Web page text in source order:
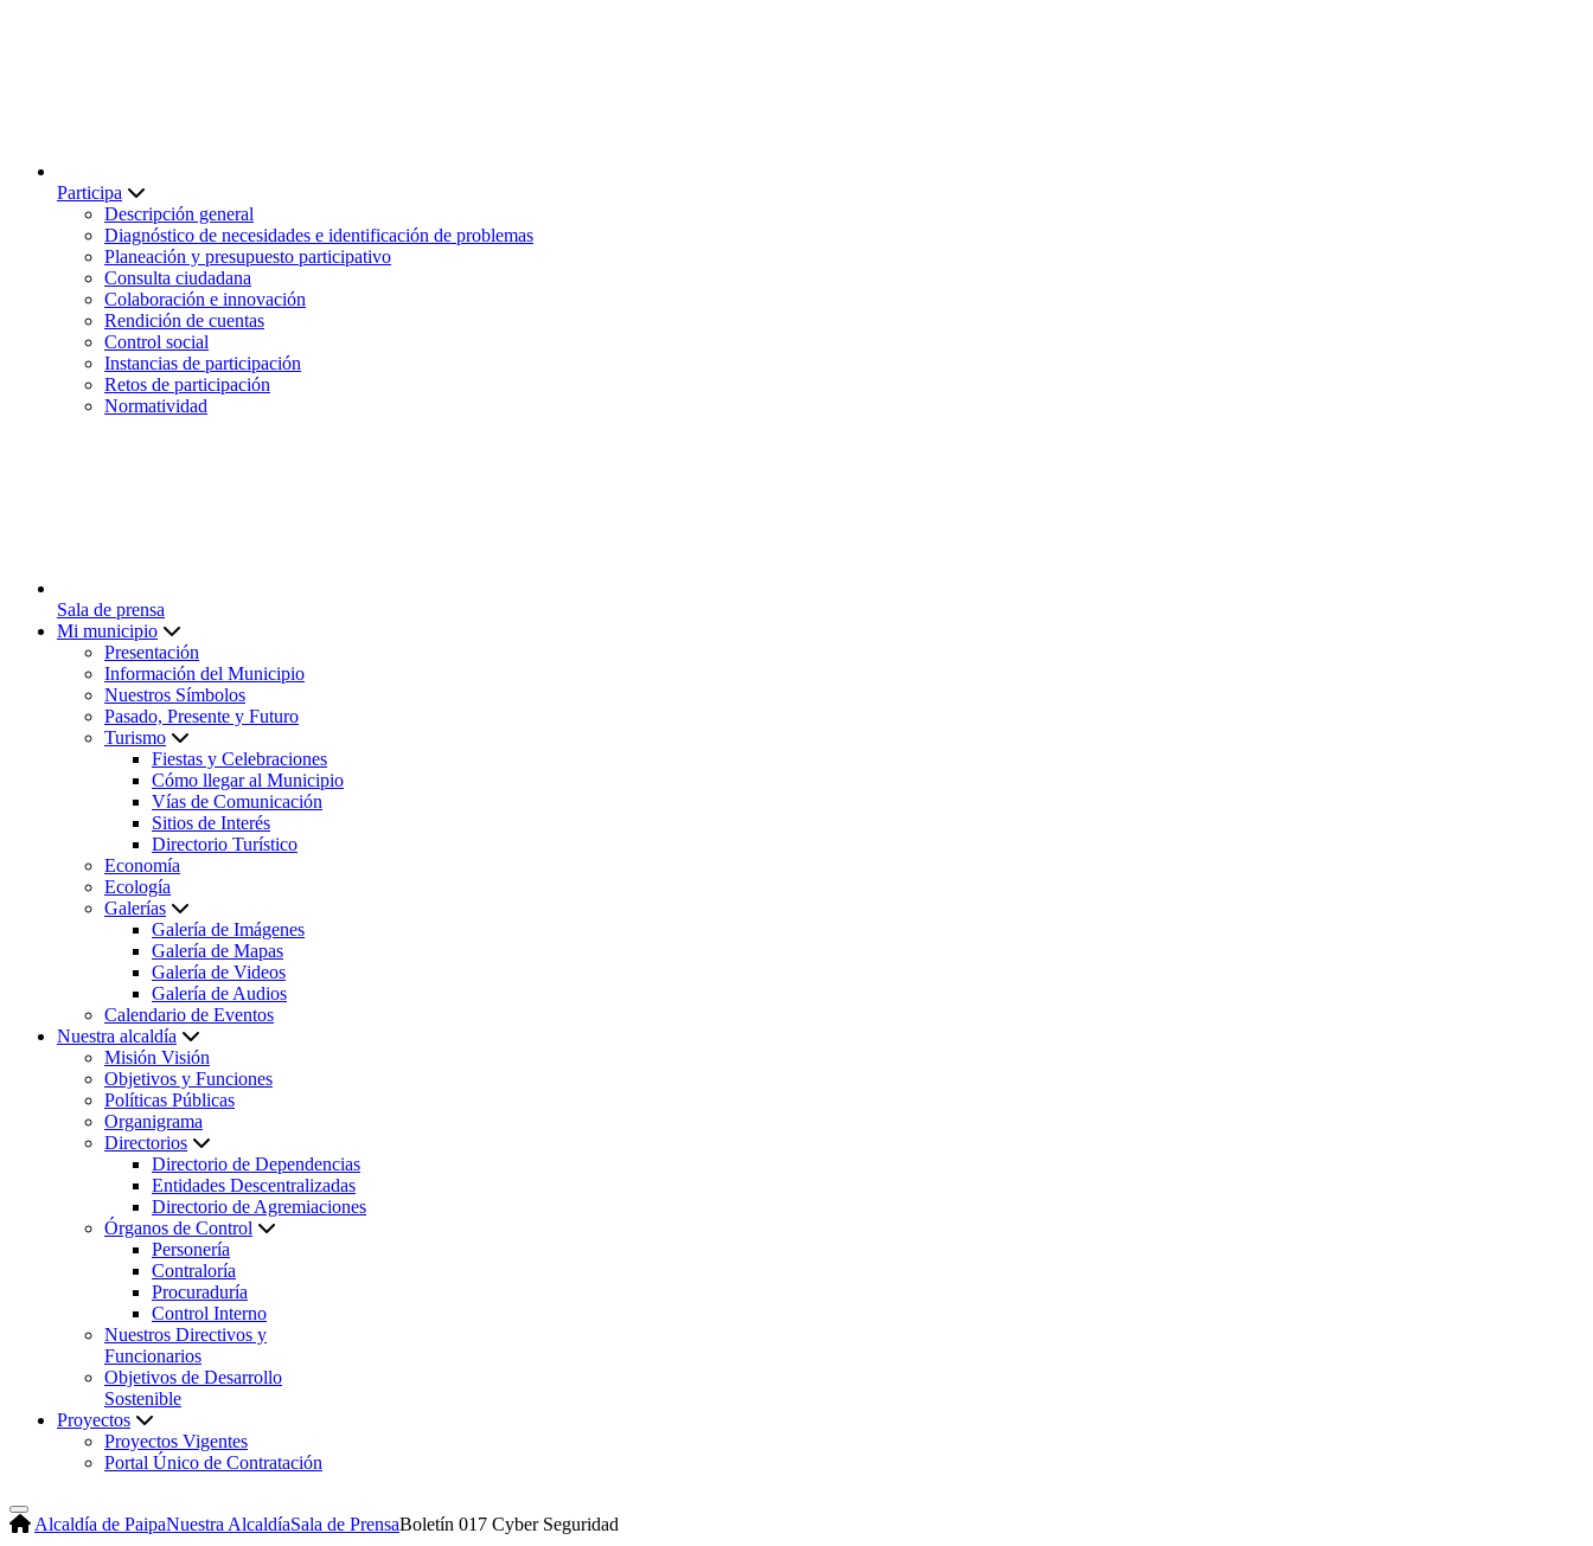
Participa
Descripción general
Diagnóstico de necesidades e identificación de problemas
Planeación y presupuesto participativo
Consulta ciudadana
Colaboración e innovación
Rendición de cuentas
Control social
Instancias de participación
Retos de participación
Normatividad
Sala de prensa
Mi municipio
Presentación
Información del Municipio
Nuestros Símbolos
Pasado, Presente y Futuro
Turismo
Fiestas y Celebraciones
Cómo llegar al Municipio
Vías de Comunicación
Sitios de Interés
Directorio Turístico
Economía
Ecología
Galerías
Galería de Imágenes
Galería de Mapas
Galería de Videos
Galería de Audios
Calendario de Eventos
Nuestra alcaldía
Misión Visión
Objetivos y Funciones
Políticas Públicas
Organigrama
Directorios
Directorio de Dependencias
Entidades Descentralizadas
Directorio de Agremiaciones
Órganos de Control
Personería
Contraloría
Procuraduría
Control Interno
Nuestros Directivos y
Funcionarios
Objetivos de Desarrollo
Sostenible
Proyectos
Proyectos Vigentes
Portal Único de Contratación
Alcaldía de PaipaNuestra AlcaldíaSala de PrensaBoletín 017 Cyber Seguridad